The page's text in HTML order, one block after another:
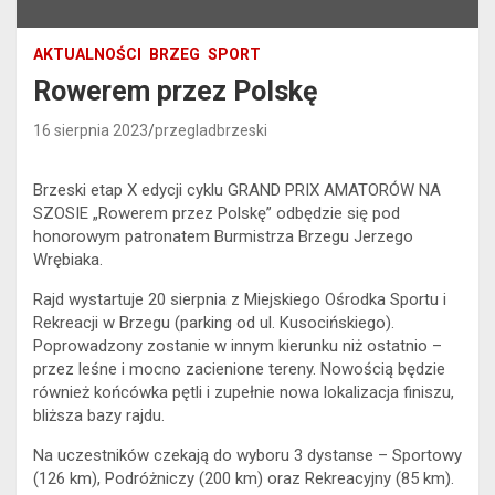
AKTUALNOŚCI BRZEG SPORT
Rowerem przez Polskę
16 sierpnia 2023 przegladbrzeski
Brzeski etap X edycji cyklu GRAND PRIX AMATORÓW NA
SZOSIE „Rowerem przez Polskę” odbędzie się pod
honorowym patronatem Burmistrza Brzegu Jerzego
Wrębiaka.
Rajd wystartuje 20 sierpnia z Miejskiego Ośrodka Sportu i
Rekreacji w Brzegu (parking od ul. Kusocińskiego).
Poprowadzony zostanie w innym kierunku niż ostatnio –
przez leśne i mocno zacienione tereny. Nowością będzie
również końcówka pętli i zupełnie nowa lokalizacja finiszu,
bliższa bazy rajdu.
Na uczestników czekają do wyboru 3 dystanse – Sportowy
(126 km), Podróżniczy (200 km) oraz Rekreacyjny (85 km).